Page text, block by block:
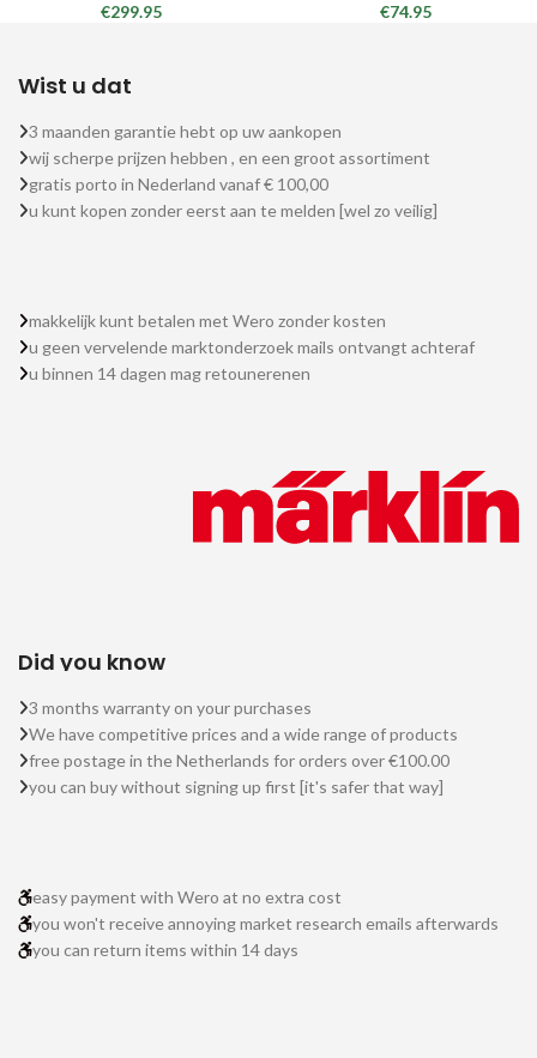
€299.95 €74.95
Wist u dat
3 maanden garantie hebt op uw aankopen
wij scherpe prijzen hebben , en een groot assortiment
gratis porto in Nederland vanaf € 100,00
u kunt kopen zonder eerst aan te melden [wel zo veilig]
makkelijk kunt betalen met Wero zonder kosten
u geen vervelende marktonderzoek mails ontvangt achteraf
u binnen 14 dagen mag retounerenen
Did you know
3 months warranty on your purchases
We have competitive prices and a wide range of products
free postage in the Netherlands for orders over €100.00
you can buy without signing up first [it's safer that way]
easy payment with Wero at no extra cost
you won't receive annoying market research emails afterwards
you can return items within 14 days